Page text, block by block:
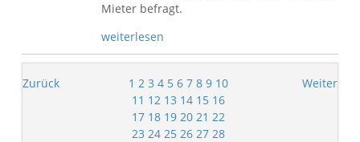
Mieter befragt.
weiterlesen
Zurück 1 2 3 4 5 6 7 8 9 10
11 12 13 14 15 16
17 18 19 20 21 22
23 24 25 26 27 28
Weiter